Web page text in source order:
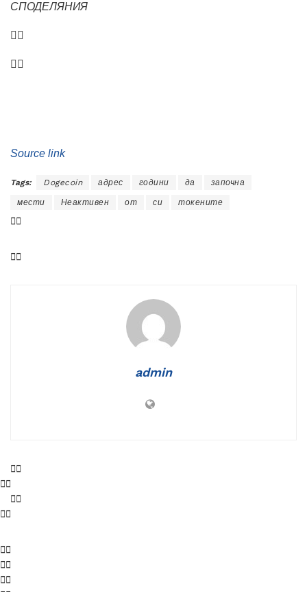
СПОДЕЛЯНИЯ
Source link
Tags: Dogecoin адрес години да започна
мести Неактивен от си токените
admin